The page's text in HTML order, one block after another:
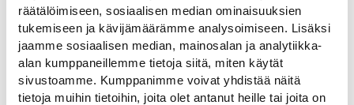
räätälöimiseen, sosiaalisen median ominaisuuksien
tukemiseen ja kävijämäärämme analysoimiseen. Lisäksi
jaamme sosiaalisen median, mainosalan ja analytiikka-
alan kumppaneillemme tietoja siitä, miten käytät
sivustoamme. Kumppanimme voivat yhdistää näitä
tietoja muihin tietoihin, joita olet antanut heille tai joita on
Ideal setting for cultural
events, celebrations,
conferences and exhibitions